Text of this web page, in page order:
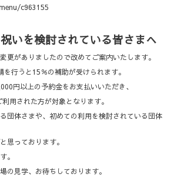
c963155
いを検討されている皆さまへ
更がありましたので改めてご案内いたします。
行うと15％の補助が受けられます。
円以上の予約金をお支払いいただき、
用された方が対象となります。
団体さまや、初めての利用を検討されている団体
思っております。
。
の見学、お待ちしております。